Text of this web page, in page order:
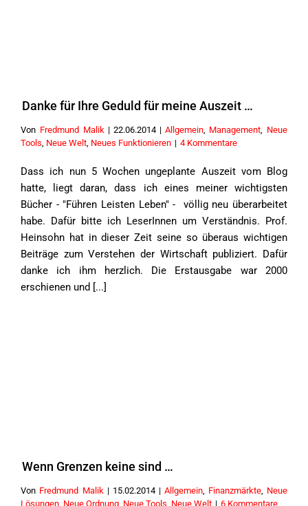
Danke für Ihre Geduld für meine Auszeit …
Von Fredmund Malik | 22.06.2014 | Allgemein, Management, Neue
Tools, Neue Welt, Neues Funktionieren | 4 Kommentare
Dass ich nun 5 Wochen ungeplante Auszeit vom Blog
hatte, liegt daran, dass ich eines meiner wichtigsten
Bücher - "Führen Leisten Leben" - völlig neu überarbeitet
habe. Dafür bitte ich LeserInnen um Verständnis. Prof.
Heinsohn hat in dieser Zeit seine so überaus wichtigen
Beiträge zum Verstehen der Wirtschaft publiziert. Dafür
danke ich ihm herzlich. Die Erstausgabe war 2000
erschienen und [...]
Wenn Grenzen keine sind …
Von Fredmund Malik | 15.02.2014 | Allgemein, Finanzmärkte, Neue
Lösungen Neue Ordnung Neue Tools Neue Welt | 6 Kommentare